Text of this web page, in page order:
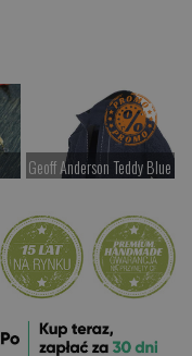
Geoff Anderson Teddy Blue
Kup teraz >